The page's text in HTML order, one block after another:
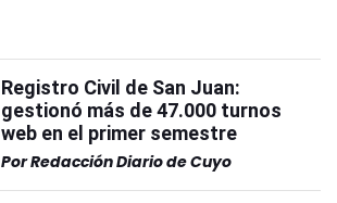
Registro Civil de San Juan:
gestionó más de 47.000 turnos
web en el primer semestre
PorRedacción Diario de Cuyo